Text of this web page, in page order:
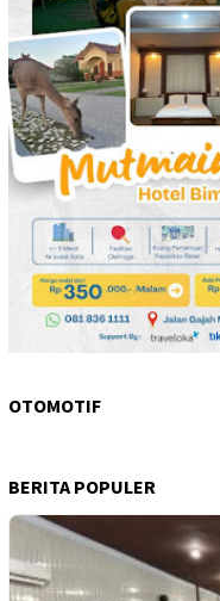
OTOMOTIF
BERITA POPULER